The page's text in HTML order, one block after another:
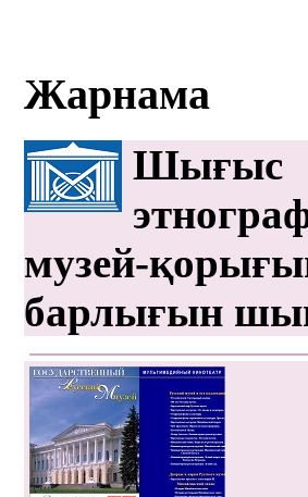
Жарнама
Шығыс
музей-
барлығын